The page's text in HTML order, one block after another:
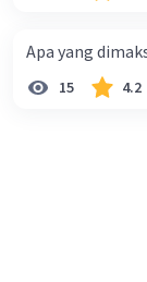
Apa yang
15 4.2